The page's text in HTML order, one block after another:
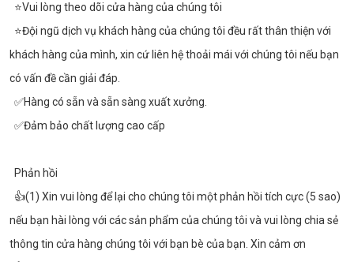
  ⭐Vui lòng theo dõi cửa hàng của chúng tôi
khách hàng của mình, xin cứ liên hệ thoải mái với chúng tôi nếu bạn
có vấn đề cần giải đáp.
  ✅Hàng có sẵn và sẵn sàng xuất xưởng.
  ✅Đảm bảo chất lượng cao cấp
  Phản hồi
nếu bạn hài lòng với các sản phẩm của chúng tôi và vui lòng chia sẻ
thông tin cửa hàng chúng tôi với bạn bè của bạn. Xin cảm ơn